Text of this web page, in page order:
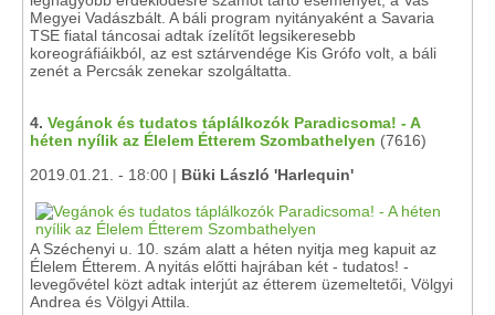
Megyei Vadászbált. A báli program nyitányaként a Savaria
TSE fiatal táncosai adtak ízelítőt legsikeresebb
koreográfiáikból, az est sztárvendége Kis Grófo volt, a báli
zenét a Percsák zenekar szolgáltatta.
4. Vegánok és tudatos táplálkozók Paradicsoma! - A
héten nyílik az Élelem Étterem Szombathelyen (7616)
2019.01.21. - 18:00 | Büki László 'Harlequin'
A Széchenyi u. 10. szám alatt a héten nyitja meg kapuit az
Élelem Étterem. A nyitás előtti hajrában két - tudatos! -
levegővétel közt adtak interjút az étterem üzemeltetői, Völgyi
Andrea és Völgyi Attila.